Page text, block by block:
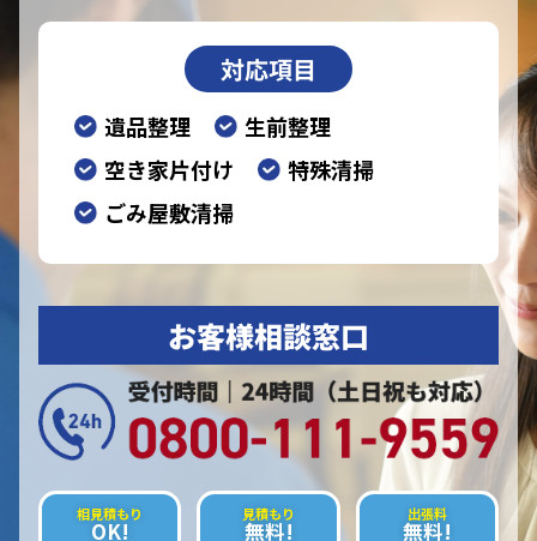
対応項目
遺品整理
生前整理
空き家片付け
特殊清掃
ごみ屋敷清掃
お客様相談窓口
相見積もり
OK!
見積もり
無料!
出張料
無料!